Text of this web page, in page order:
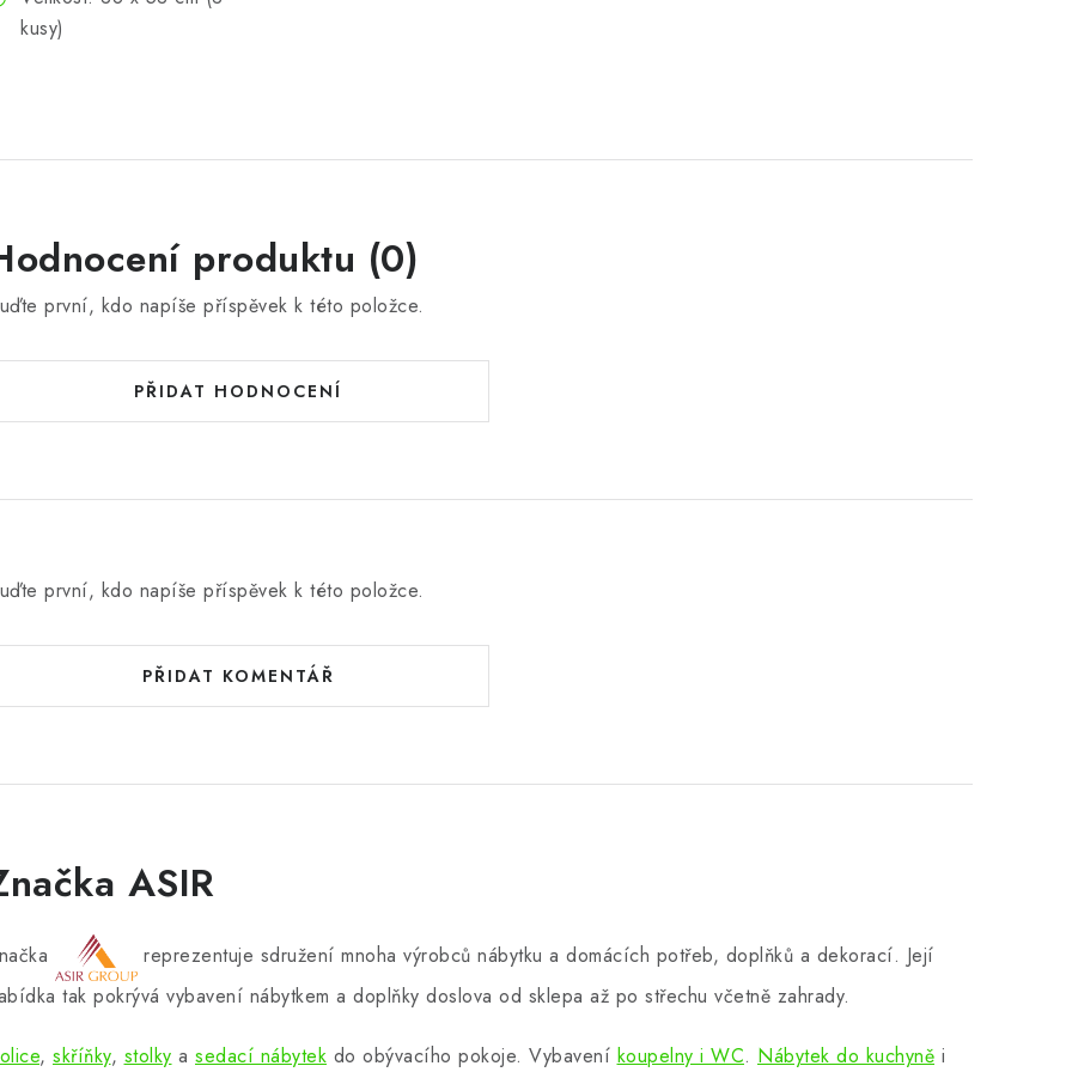
kusy)
produktu (0)
první, kdo napíše příspěvek k této položce.
PŘIDAT HODNOCENÍ
první, kdo napíše příspěvek k této položce.
PŘIDAT KOMENTÁŘ
ASIR
reprezentuje sdružení mnoha výrobců nábytku a domácích potřeb, doplňků a dekorací. Její
tak pokrývá vybavení nábytkem a doplňky doslova od sklepa až po střechu včetně zahrady.
, skříňky, stolky a sedací nábytek do obývacího pokoje. Vybavení koupelny i WC. Nábytek do kuchyně i